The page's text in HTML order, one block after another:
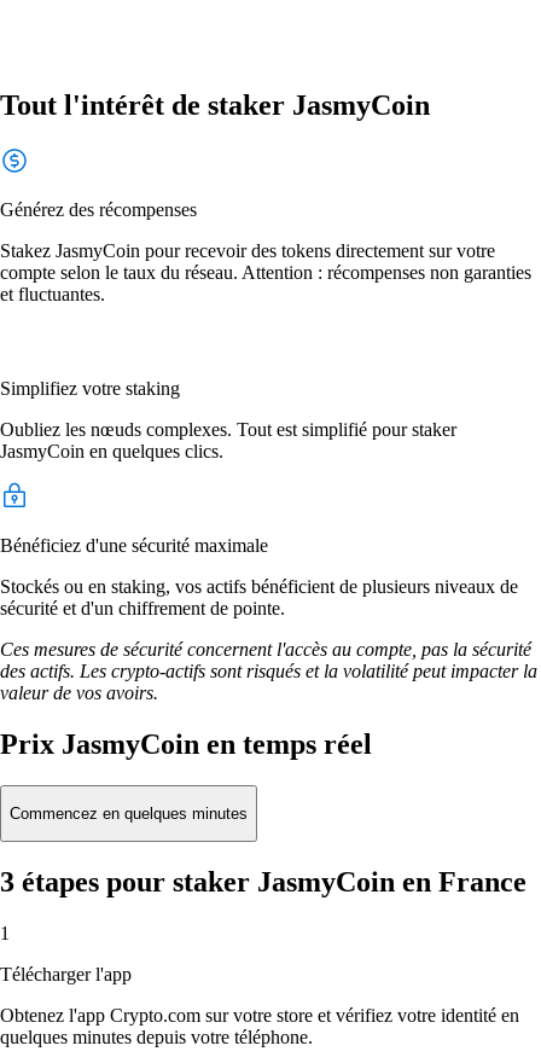
Tout l'intérêt de staker JasmyCoin
Générez des récompenses
Stakez JasmyCoin pour recevoir des tokens directement sur votre
compte selon le taux du réseau. Attention : récompenses non garanties
et fluctuantes.
Simplifiez votre staking
Oubliez les nœuds complexes. Tout est simplifié pour staker
JasmyCoin en quelques clics.
Bénéficiez d'une sécurité maximale
Stockés ou en staking, vos actifs bénéficient de plusieurs niveaux de
sécurité et d'un chiffrement de pointe.
Ces mesures de sécurité concernent l'accès au compte, pas la sécurité
des actifs. Les crypto-actifs sont risqués et la volatilité peut impacter la
valeur de vos avoirs.
Prix JasmyCoin en temps réel
Commencez en quelques minutes
3 étapes pour staker JasmyCoin en France
1
Télécharger l'app
Obtenez l'app Crypto.com sur votre store et vérifiez votre identité en
quelques minutes depuis votre téléphone.